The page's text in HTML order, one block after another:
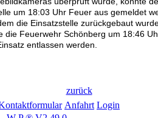
um 18:03 Uhr Feuer aus gemeldet
die Einsatzstelle zurückgebaut
die Feuerwehr Schönberg um 18:46
entlassen werden.
zurück
Anfahrt Login